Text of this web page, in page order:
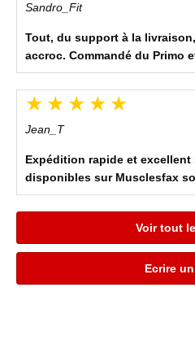
Sandro_Fit
Tout, du support à la
accroc. Commandé du Primo
Jean_T
Expédition rapide et
disponibles sur Musclesfax
Voir tout
Ecrire